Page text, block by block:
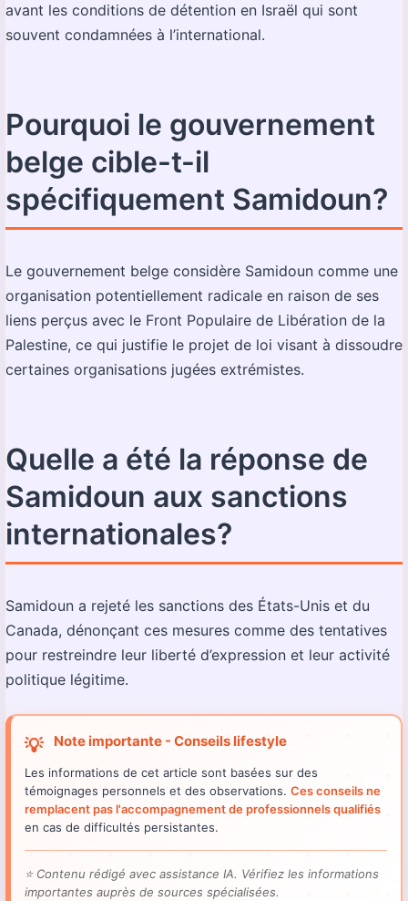
avant les conditions de détention en Israël qui sont
souvent condamnées à l’international.
Pourquoi le gouvernement
belge cible-t-il
spécifiquement Samidoun?
Le gouvernement belge considère Samidoun comme une
organisation potentiellement radicale en raison de ses
liens perçus avec le Front Populaire de Libération de la
Palestine, ce qui justifie le projet de loi visant à dissoudre
certaines organisations jugées extrémistes.
Quelle a été la réponse de
Samidoun aux sanctions
internationales?
Samidoun a rejeté les sanctions des États-Unis et du
Canada, dénonçant ces mesures comme des tentatives
pour restreindre leur liberté d’expression et leur activité
politique légitime.
💡 Note importante - Conseils lifestyle
Les informations de cet article sont basées sur des
témoignages personnels et des observations. Ces conseils ne
remplacent pas l'accompagnement de professionnels qualifiés
en cas de difficultés persistantes.
⭐ Contenu rédigé avec assistance IA. Vérifiez les informations
importantes auprès de sources spécialisées.